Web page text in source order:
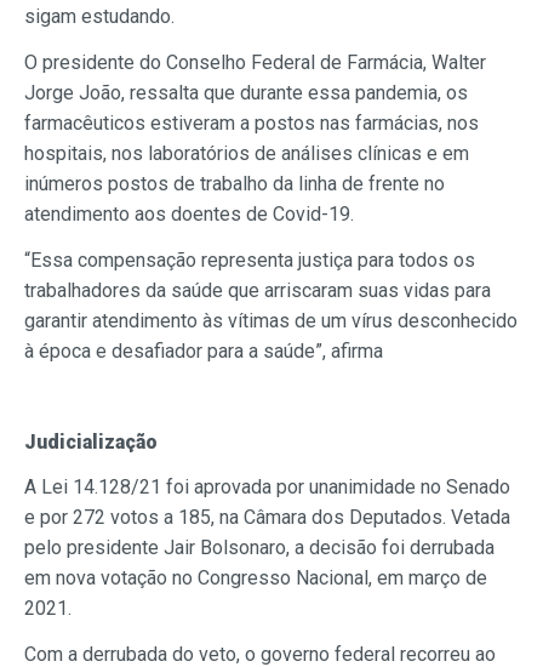
sigam estudando.
O presidente do Conselho Federal de Farmácia, Walter
Jorge João, ressalta que durante essa pandemia, os
farmacêuticos estiveram a postos nas farmácias, nos
hospitais, nos laboratórios de análises clínicas e em
inúmeros postos de trabalho da linha de frente no
atendimento aos doentes de Covid-19.
“Essa compensação representa justiça para todos os
trabalhadores da saúde que arriscaram suas vidas para
garantir atendimento às vítimas de um vírus desconhecido
à época e desafiador para a saúde”, afirma
Judicialização
A Lei 14.128/21 foi aprovada por unanimidade no Senado
e por 272 votos a 185, na Câmara dos Deputados. Vetada
pelo presidente Jair Bolsonaro, a decisão foi derrubada
em nova votação no Congresso Nacional, em março de
2021.
Com a derrubada do veto, o governo federal recorreu ao